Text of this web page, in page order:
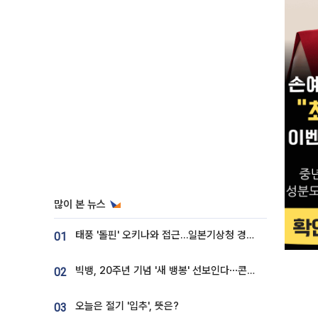
많이 본 뉴스
01 태풍 '돌핀' 오키나와 접근…일본기상청 경로 업데이트
02 빅뱅, 20주년 기념 '새 뱅봉' 선보인다⋯콘서트 앞두고 팝업 개최
03 오늘은 절기 '입추', 뜻은?